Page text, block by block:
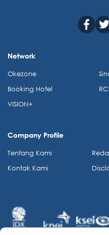
Network
Okezone
Booking Hotel
VISION+
Company Profile
Tentang Kami
Kontak Kami